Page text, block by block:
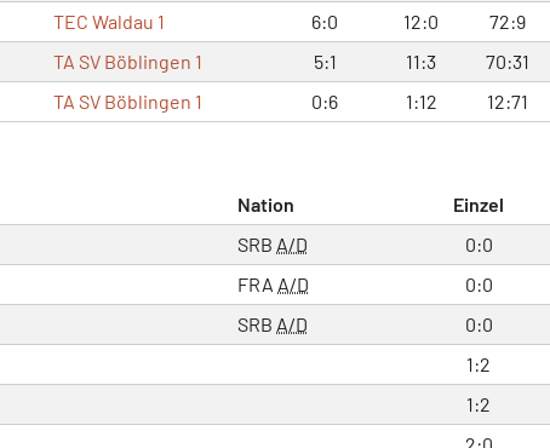
TEC Waldau 1 6:0 12:0 72:9
TA SV Böblingen 1 5:1 11:3 70:31
TA SV Böblingen 1 0:6 1:12 12:71
Nation Einzel
SRB A/D 0:0
FRA A/D 0:0
SRB A/D 0:0
1:2
1:2